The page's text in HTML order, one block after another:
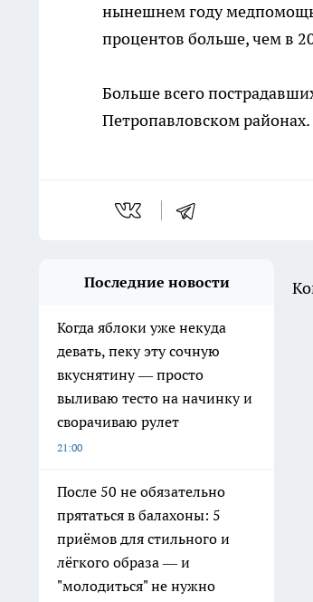
нынешнем году
процентов больше, чем в
Больше всего
Петропавловском районах.
Последние новости
Когда яблоки уже некуда
девать, пеку эту сочную
вкуснятину — просто
выливаю тесто на начинку и
сворачиваю рулет
21:00
После 50 не обязательно
прятаться в балахоны: 5
приёмов для стильного и
лёгкого образа — и
"молодиться" не нужно